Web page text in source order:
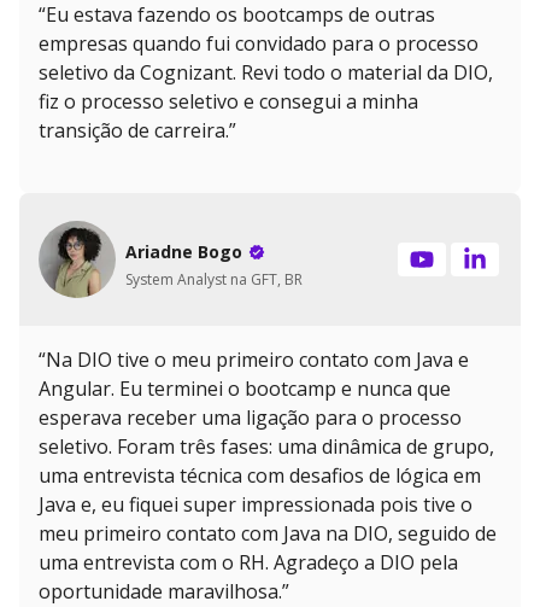
“Eu estava fazendo os bootcamps de outras
empresas quando fui convidado para o processo
seletivo da Cognizant. Revi todo o material da DIO,
fiz o processo seletivo e consegui a minha
transição de carreira.”
Ariadne Bogo
System Analyst na GFT, BR
“Na DIO tive o meu primeiro contato com Java e
Angular. Eu terminei o bootcamp e nunca que
esperava receber uma ligação para o processo
seletivo. Foram três fases: uma dinâmica de grupo,
uma entrevista técnica com desafios de lógica em
Java e, eu fiquei super impressionada pois tive o
meu primeiro contato com Java na DIO, seguido de
uma entrevista com o RH. Agradeço a DIO pela
oportunidade maravilhosa.”